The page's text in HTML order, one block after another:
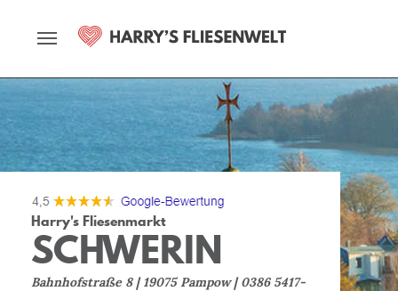
Harry's Fliesenmarkt
SCHWERIN
Bahnhofstraße 8 | 19075 Pampow | 0386 5417-